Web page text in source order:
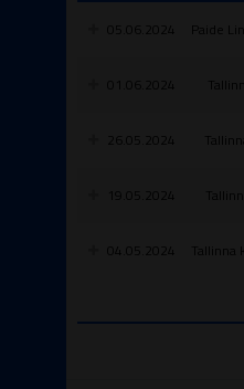
05.06.2024 Paide
01.06.2024
26.05.2024
19.05.2024
04.05.2024 Tallinna